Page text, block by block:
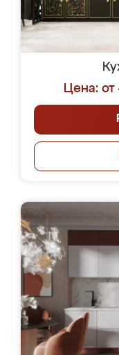
Цена: от